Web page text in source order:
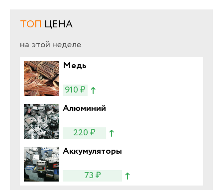
ТОП ЦЕНА
на этой неделе
Медь
910 ₽
Алюминий
220 ₽
Аккумуляторы
73 ₽